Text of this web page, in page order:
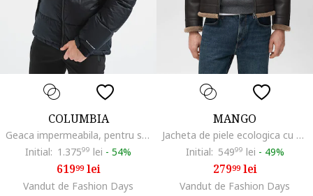
COLUMBIA
Geaca impermeabila, pentru schi Slope Style, Negru
Initial: 1.37599 lei - 54%
61999lei
Vandut de Fashion Days
MANGO
Jacheta de piele ecologica cu captuseala din teddy, Maro inchis
Initial: 54999 lei - 49%
27999lei
Vandut de Fashion Days